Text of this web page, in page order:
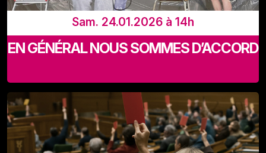
Sam. 24.01.2026 à 14h
EN GÉNÉRAL NOUS SOMMES D’ACCORD
Les Halles de Schaerbeek